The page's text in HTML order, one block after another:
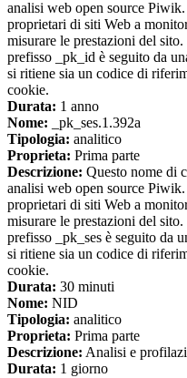
analisi web open source
proprietari di siti Web a
misurare le prestazioni del
prefisso _pk_id è seguito da
si ritiene sia un codice di
cookie.
Durata: 1 anno
Nome: _pk_ses.1.392a
Tipologia: analitico
Proprieta: Prima parte
Descrizione: Questo nome di
analisi web open source
proprietari di siti Web a
misurare le prestazioni del
prefisso _pk_ses è seguito da
si ritiene sia un codice di
cookie.
Durata: 30 minuti
Nome: NID
Tipologia: analitico
Proprieta: Prima parte
Descrizione: Analisi e
Durata: 1 giorno